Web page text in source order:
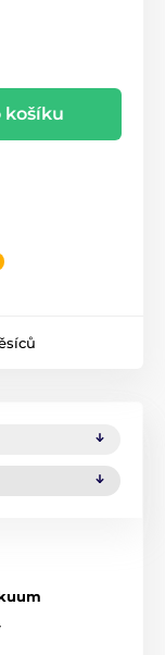
košíku